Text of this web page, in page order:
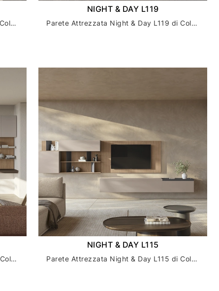
Parete Attrezzata Night & Day L121 di Colombini Casa
NIGHT & DAY L119
Parete Attrezzata Night & Day L119 di Colombini Casa
Parete Attrezzata Night & Day L116 di Colombini Casa
NIGHT & DAY L115
Parete Attrezzata Night & Day L115 di Colombini Casa